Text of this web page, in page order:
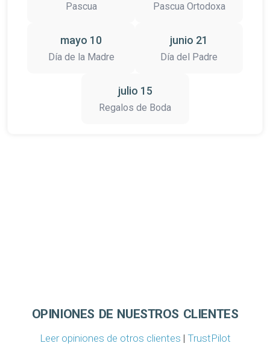
Pascua Pascua Ortodoxa
mayo 10
Día de la Madre
junio 21
Día del Padre
julio 15
Regalos de Boda
OPINIONES DE NUESTROS CLIENTES
Leer opiniones de otros clientes | TrustPilot